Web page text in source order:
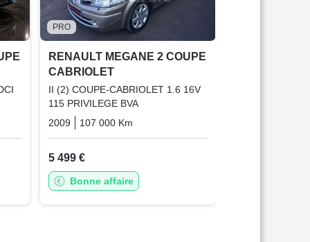
PRO
RENAULT MEGANE 2 COUPE
CABRIOLET
II (2) COUPE-CABRIOLET 1.6 16V
115 PRIVILEGE BVA
2009
107 000 Km
5 499 €
Bonne affaire